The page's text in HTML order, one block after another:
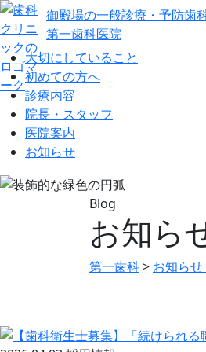
御殿場の一般診療・予防歯
第一歯科医院
大切にしていること
初めての方へ
診療内容
院長・スタッフ
医院案内
お知らせ
Blog
お知ら
第一歯科> お知ら